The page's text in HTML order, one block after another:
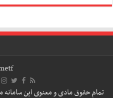
تمام حقوق مادی و معنوی این